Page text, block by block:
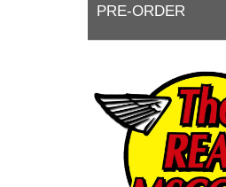
PRE-ORDER